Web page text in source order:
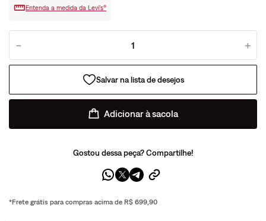
Entenda a medida da Levi’s®
＋
－
Adicionar à sacola
Gostou dessa peça? Compartilhe!
*Frete grátis para compras acima de R$ 699,90